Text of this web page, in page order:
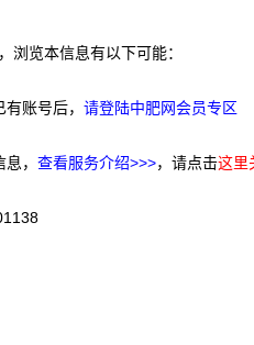
浏览本信息有以下可能：
有账号后， 请登陆中肥网会员专区
， 查看服务介绍>>>，请点击这里